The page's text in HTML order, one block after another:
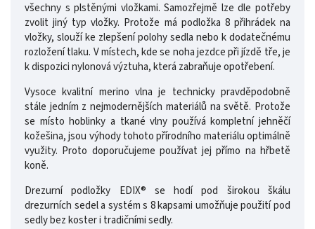
všechny s plstěnými vložkami. Samozřejmě lze dle potřeby
zvolit jiný typ vložky. Protože má podložka 8 přihrádek na
vložky, slouží ke zlepšení polohy sedla nebo k dodatečnému
rozložení tlaku. V místech, kde se noha jezdce při jízdě tře, je
k dispozici nylonová výztuha, která zabraňuje opotřebení.
Vysoce kvalitní merino vlna je technicky pravděpodobně
stále jedním z nejmodernějších materiálů na světě. Protože
se místo hoblinky a tkané vlny používá kompletní jehněčí
kožešina, jsou výhody tohoto přírodního materiálu optimálně
využity. Proto doporučujeme používat jej přímo na hřbetě
koně.
Drezurní podložky EDIX® se hodí pod širokou škálu
drezurních sedel a systém s 8 kapsami umožňuje použití pod
sedly bez koster i tradičními sedly.